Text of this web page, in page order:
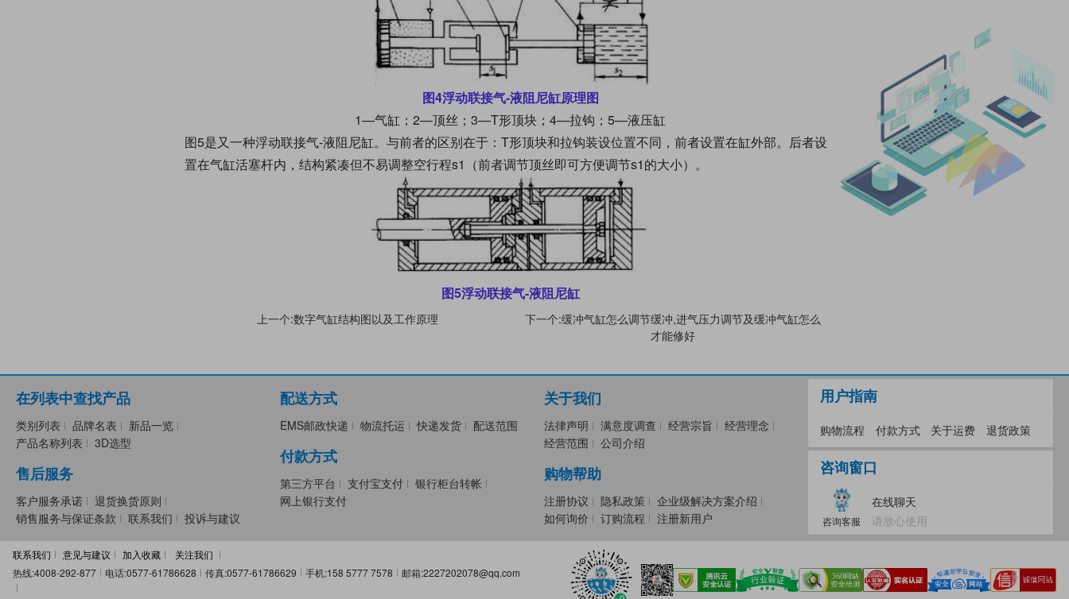
图4浮动联接气-液阻尼缸原理图
1—气缸；2—顶丝；3—T形顶块；4—拉钩；5—液压缸
图5是又一种浮动联接气-液阻尼缸。与前者的区别在于：T形顶块和拉钩装设位置不同，前者设置在缸外部。后者设
置在气缸活塞杆内，结构紧凑但不易调整空行程s1（前者调节顶丝即可方便调节s1的大小）。
图5浮动联接气-液阻尼缸
上一个:数字气缸结构图以及工作原理
下一个:缓冲气缸怎么调节缓冲,进气压力调节及缓冲气缸怎么
才能修好
在列表中查找产品
类别列表 品牌名表
新品一览
产品名称列表
3D选型
售后服务
客户服务承诺
退货换货原则
销售服务与保证条款
联系我们 投诉与建议
配送方式
EMS邮政快递 物流托运 快递发货 配送范围
付款方式
第三方平台 支付宝支付
银行柜台转帐
网上银行支付
关于我们
法律声明 满意度调查 经营宗旨
经营理念
经营范围
公司介绍
购物帮助
注册协议 隐私政策
企业级解决方案介绍
如何询价
订购流程 注册新用户
用户指南
购物流程 付款方式 关于运费 退货政策
咨询窗口
咨询客服
在线聊天
请放心使用
联系我们 意见与建议 加入收藏
关注我们
热线:4008-292-877
电话:0577-61786628 传真:0577-61786629 手机:158 5777 7578 邮箱:2227202078@qq.com